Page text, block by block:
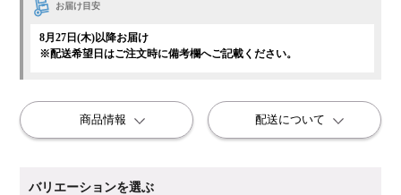
バリエーションを選ぶ
お届け目安
8月27日(木)以降お届け
※配送希望日はご注文時に備考欄へご記載ください。
商品情報 配送について